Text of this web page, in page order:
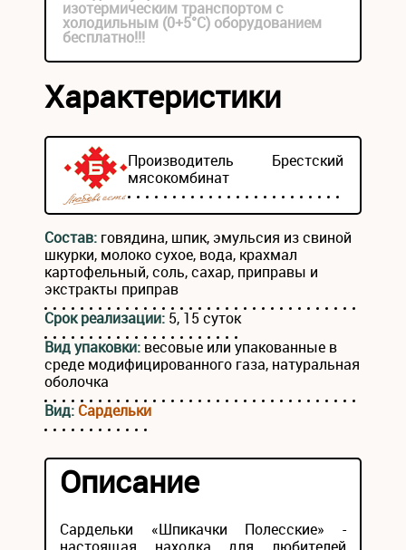
изотермическим транспортом с
холодильным (0+5°С) оборудованием
бесплатно!!!
Характеристики
Производитель Брестский
мясокомбинат
Состав: говядина, шпик, эмульсия из свиной
шкурки, молоко сухое, вода, крахмал
картофельный, соль, сахар, приправы и
экстракты приправ
Срок реализации: 5, 15 суток
Вид упаковки: весовые или упакованные в
среде модифицированного газа, натуральная
оболочка
Вид: Сардельки
Описание
Сардельки «Шпикачки Полесские» -